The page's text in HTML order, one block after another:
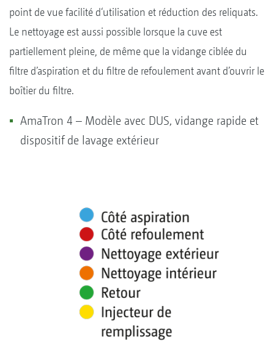
point de vue facilité d‘utilisation et réduction des reliquats.
Le nettoyage est aussi possible lorsque la cuve est
partiellement pleine, de même que la vidange ciblée du
filtre d’aspiration et du filtre de refoulement avant d’ouvrir le
boîtier du filtre.
AmaTron 4 – Modèle avec DUS, vidange rapide et
dispositif de lavage extérieur